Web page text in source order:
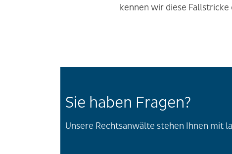
kennen wir diese Fallstricke
Sie haben Fragen?
Unsere Rechtsanwälte stehen Ihnen mit